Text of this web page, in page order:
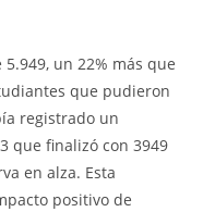
un 22% más que
que pudieron
registrado un
que finalizó con 3949
en alza. Esta
positivo de